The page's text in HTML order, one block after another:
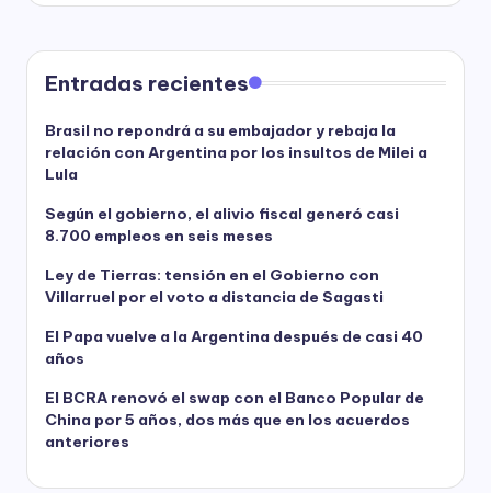
Entradas recientes
Brasil no repondrá a su embajador y rebaja la
relación con Argentina por los insultos de Milei a
Lula
Según el gobierno, el alivio fiscal generó casi
8.700 empleos en seis meses
Ley de Tierras: tensión en el Gobierno con
Villarruel por el voto a distancia de Sagasti
El Papa vuelve a la Argentina después de casi 40
años
El BCRA renovó el swap con el Banco Popular de
China por 5 años, dos más que en los acuerdos
anteriores